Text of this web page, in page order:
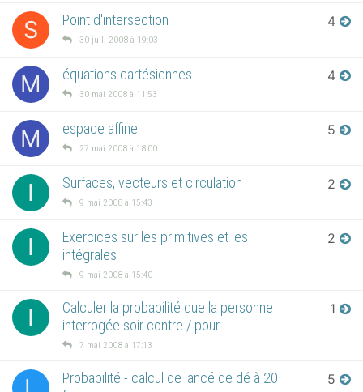
S Point d'intersection
30 juil. 2008 à 19:03
4
M équations cartésiennes
30 mai 2008 à 11:53
4
M espace affine
27 mai 2008 à 18:00
5
I Surfaces, vecteurs et circulation
9 mai 2008 à 15:43
2
I
Exercices sur les primitives et les
intégrales
9 mai 2008 à 15:40
2
I
Calculer la probabilité que la personne
interrogée soir contre / pour
7 mai 2008 à 17:13
1
Probabilité - calcul de lancé de dé à 20
5